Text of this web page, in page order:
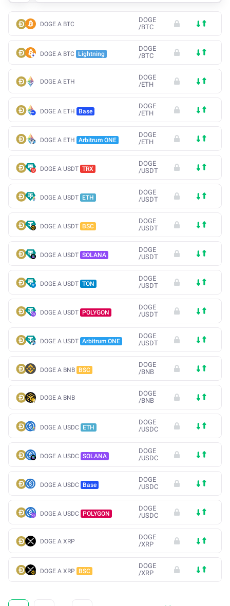
DOGE A BTC
DOGE
/BTC
DOGE A BTC Lightning
DOGE
/BTC
DOGE A ETH
DOGE
/ETH
DOGE A ETH Base
DOGE
/ETH
DOGE A ETH Arbitrum ONE
DOGE
/ETH
DOGE A USDT TRX
DOGE
/USDT
DOGE A USDT ETH
DOGE
/USDT
DOGE A USDT BSC
DOGE
/USDT
DOGE A USDT SOLANA
DOGE
/USDT
DOGE A USDT TON
DOGE
/USDT
DOGE A USDT POLYGON
DOGE
/USDT
DOGE A USDT Arbitrum ONE
DOGE
/USDT
DOGE A BNB BSC
DOGE
/BNB
DOGE A BNB
DOGE
/BNB
DOGE A USDC ETH
DOGE
/USDC
DOGE A USDC SOLANA
DOGE
/USDC
DOGE A USDC Base
DOGE
/USDC
DOGE A USDC POLYGON
DOGE
/USDC
DOGE A XRP
DOGE
/XRP
DOGE A XRP BSC
DOGE
/XRP